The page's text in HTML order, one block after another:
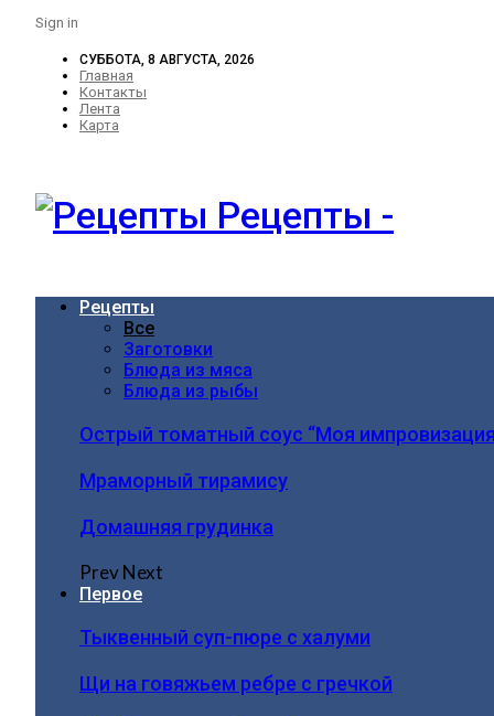
Sign in
СУББОТА, 8 АВГУСТА, 2026
Главная
Контакты
Лента
Карта
Рецепты -
Рецепты
Все
Заготовки
Блюда из мяса
Блюда из рыбы
Острый томатный соус “Моя
Мраморный тирамису
Домашняя грудинка
PrevNext
Первое
Тыквенный суп-пюре с халуми
Щи на говяжьем ребре с гречкой